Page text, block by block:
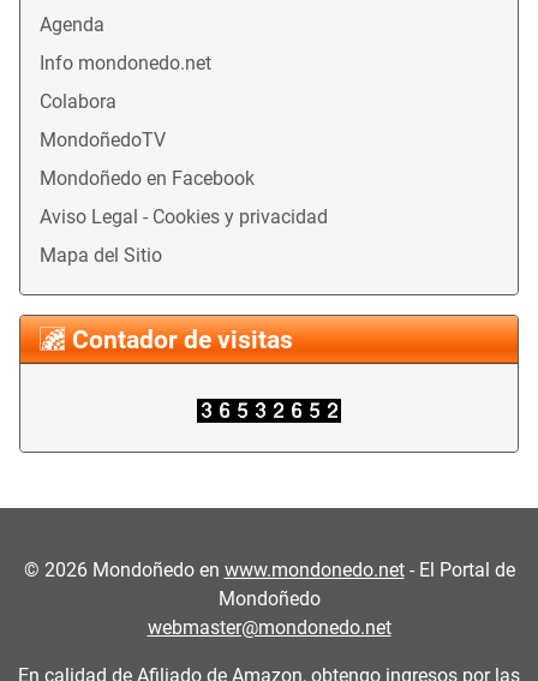
Agenda
Info mondonedo.net
Colabora
MondoñedoTV
Mondoñedo en Facebook
Aviso Legal - Cookies y privacidad
Mapa del Sitio
Contador de visitas
© 2026Mondoñedo en www.mondonedo.net- El Portal de
Mondoñedo
webmaster@mondonedo.net
En calidad de Afiliado de Amazon, obtengo ingresos por las